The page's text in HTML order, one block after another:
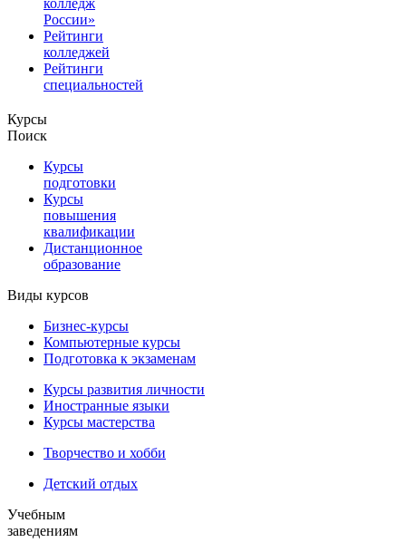
России»
Рейтинги
колледжей
Рейтинги
специальностей
Курсы
Поиск
Курсы
подготовки
Курсы
повышения
квалификации
Дистанционное
образование
Виды курсов
Бизнес-курсы
Компьютерные курсы
Подготовка к экзаменам
Курсы развития личности
Иностранные языки
Курсы мастерства
Творчество и хобби
Детский отдых
Учебным
заведениям